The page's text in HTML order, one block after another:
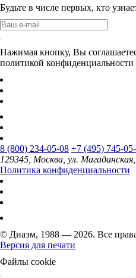
Будьте в числе первых, кто
Нажимая кнопку, Вы
политикой конфиденциальности
8 (800) 234-05-08 +7 (495) 745-
129345, Москва, ул.
Политика конфиденциальности
© Диаэм, 1988 — 2026. Все
Версия для печати
Файлы cookie